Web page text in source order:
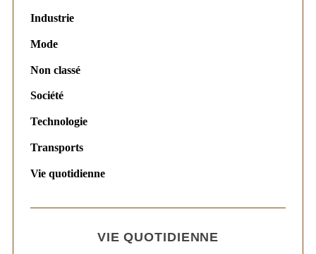
Industrie
Mode
Non classé
Société
Technologie
Transports
Vie quotidienne
VIE QUOTIDIENNE